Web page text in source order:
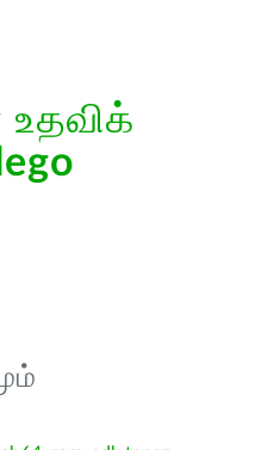
உதவிக்